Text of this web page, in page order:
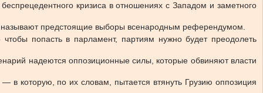
кризиса в отношениях с Западом и заметного
называют предстоящие выборы всенародным референдумом.
попасть в парламент, партиям нужно будет преодолеть
надеются оппозиционные силы, которые обвиняют власти
в которую, по их словам, пытается втянуть Грузию оппозиция